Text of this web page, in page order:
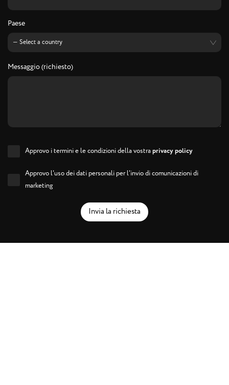
Paese
Messaggio (richiesto)
Approvo i termini e le condizioni della vostraprivacy policy
Approvo l'uso dei dati personali per l'invio di comunicazioni di
marketing
Invia la richiesta